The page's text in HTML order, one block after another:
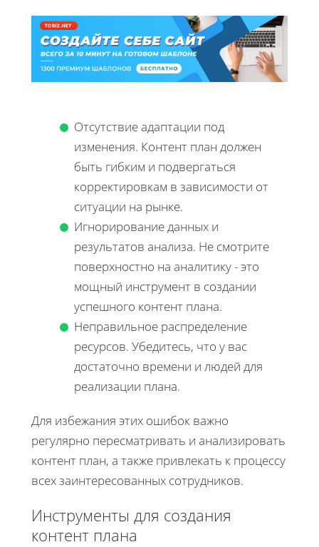
Отсутствие адаптации под
изменения. Контент план должен
быть гибким и подвергаться
корректировкам в зависимости от
ситуации на рынке.
Игнорирование данных и
результатов анализа. Не смотрите
поверхностно на аналитику - это
мощный инструмент в создании
успешного контент плана.
Неправильное распределение
ресурсов. Убедитесь, что у вас
достаточно времени и людей для
реализации плана.
Для избежания этих ошибок важно
регулярно пересматривать и анализировать
контент план, а также привлекать к процессу
всех заинтересованных сотрудников.
Инструменты для создания
контент плана